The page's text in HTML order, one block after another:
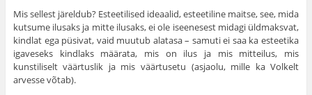
Mis sellest järeldub? Esteetilised ideaalid, esteetiline maitse, see, mida
kutsume ilusaks ja mitte ilu­saks, ei ole iseenesest midagi üldmaksvat,
kindlat ega püsi­vat, vaid muutub alatasa – samuti ei saa ka esteetika
igaveseks kindlaks määrata, mis on ilus ja mis mitteilus, mis
kunstiliselt väärtuslik ja mis väärtusetu (asjaolu, mille ka Volkelt
arvesse võtab).